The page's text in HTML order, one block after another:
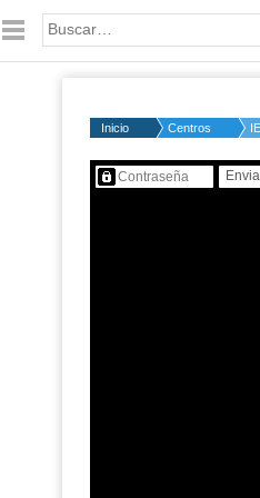
Palabra o frase:
Inicio Centros
Contenido protegido…